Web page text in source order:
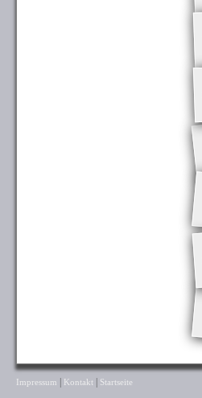
Impressum | Kontakt | Startseite